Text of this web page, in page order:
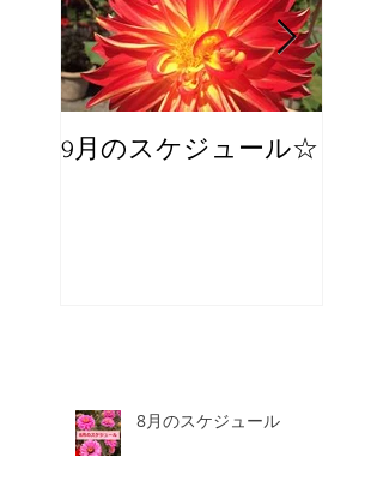
9月のスケジュール☆
8月のスケジュール